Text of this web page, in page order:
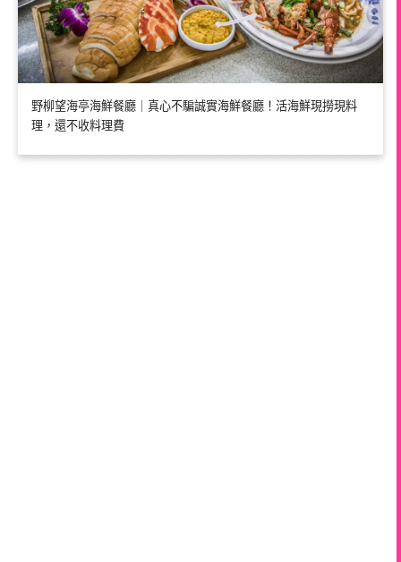
野柳望海亭海鮮餐廳｜真心不騙誠實海鮮餐廳！活海鮮現撈現料
理，還不收料理費